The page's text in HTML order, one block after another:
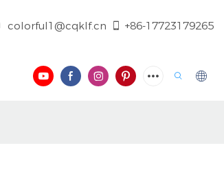
colorful1@cqklf.cn +86-17723179265
BLOG VIDÉO